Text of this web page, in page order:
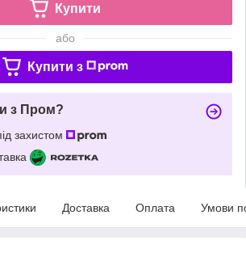
Купити
або
Купити з
з Пром?
захистом
Доставка Оплата Умови